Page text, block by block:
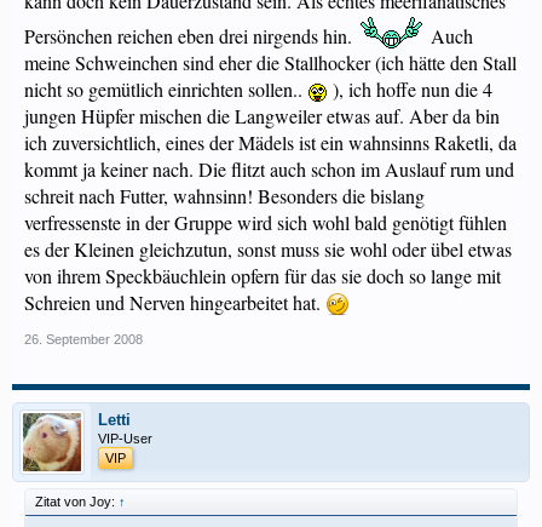
Persönchen reichen eben drei nirgends hin.
Auch
meine Schweinchen sind eher die Stallhocker (ich hätte den Stall
nicht so gemütlich einrichten sollen..
), ich hoffe nun die 4
jungen Hüpfer mischen die Langweiler etwas auf. Aber da bin
ich zuversichtlich, eines der Mädels ist ein wahnsinns Raketli, da
kommt ja keiner nach. Die flitzt auch schon im Auslauf rum und
schreit nach Futter, wahnsinn! Besonders die bislang
verfressenste in der Gruppe wird sich wohl bald genötigt fühlen
es der Kleinen gleichzutun, sonst muss sie wohl oder übel etwas
von ihrem Speckbäuchlein opfern für das sie doch so lange mit
Schreien und Nerven hingearbeitet hat.
26. September 2008
Letti
VIP-User
VIP
Zitat von Joy: ↑